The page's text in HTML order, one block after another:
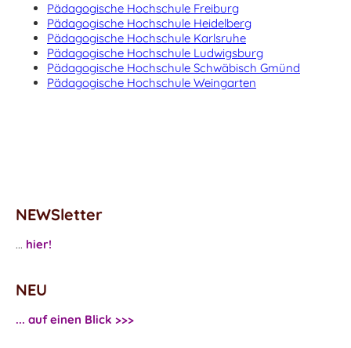
Pädagogische Hochschule Freiburg
Pädagogische Hochschule Heidelberg
Pädagogische Hochschule Karlsruhe
Pädagogische Hochschule Ludwigsburg
Pädagogische Hochschule Schwäbisch Gmünd
Pädagogische Hochschule Weingarten
NEWSletter
... hier!
NEU
... auf einen Blick >>>